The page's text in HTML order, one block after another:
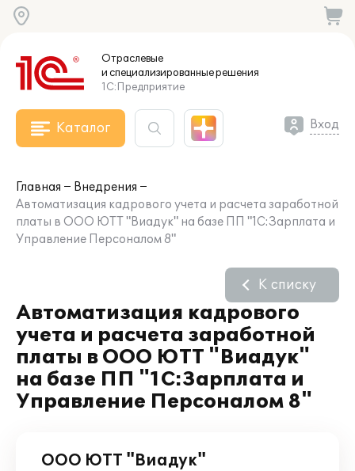
Отраслевые
и специализированныерешения
1С:Предприятие
Каталог Вход
Главная
Внедрения
Автоматизация кадрового учета и расчета заработной
платы в ООО ЮТТ "Виадук" на базе ПП "1С:Зарплата и
Управление Персоналом 8"
Автоматизация кадрового
учета и расчета заработной
платы в ООО ЮТТ "Виадук"
на базе ПП "1С:Зарплата и
Управление Персоналом 8"
К списку
ООО ЮТТ "Виадук"